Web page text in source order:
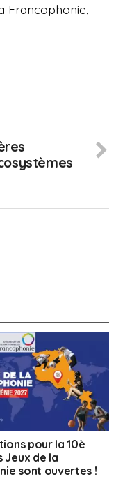
Francophonie,
pour la 10è
Jeux de la
sont ouvertes !